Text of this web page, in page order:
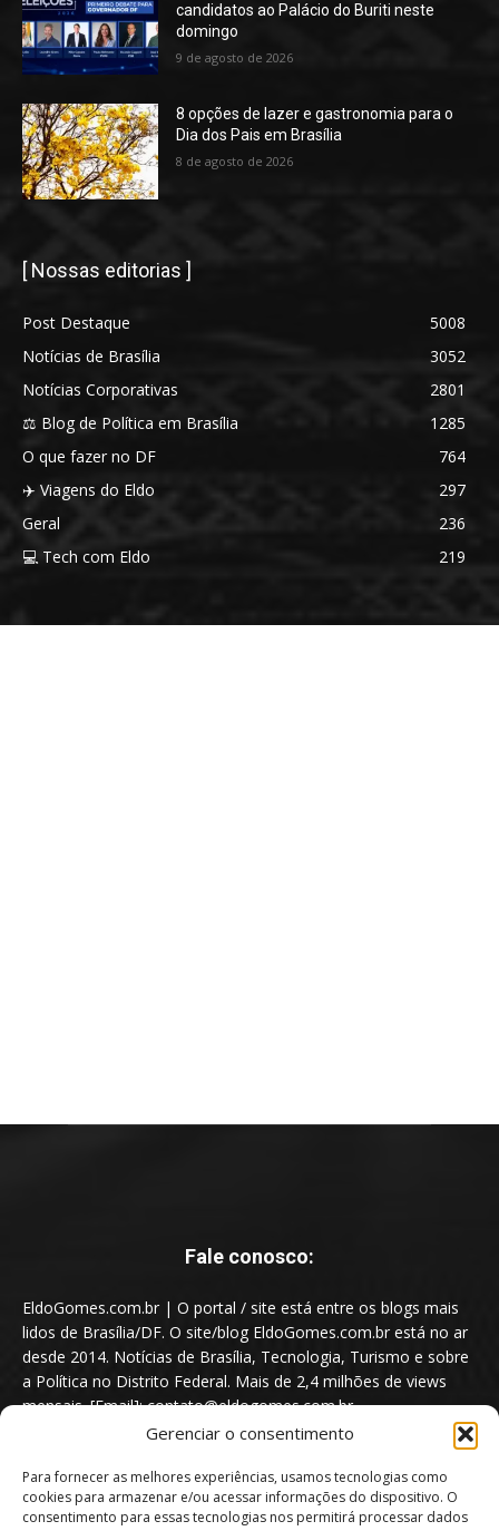
Gerenciar o consentimento
Para fornecer as melhores experiências, usamos tecnologias como
cookies para armazenar e/ou acessar informações do dispositivo. O
consentimento para essas tecnologias nos permitirá processar dados
candidatos ao Palácio do Buriti neste
domingo
9 de agosto de 2026
8 opções de lazer e gastronomia para o
Dia dos Pais em Brasília
8 de agosto de 2026
[ Nossas editorias ]
Post Destaque
5008
Notícias de Brasília
3052
Notícias Corporativas
2801
⚖️ Blog de Política em Brasília
1285
O que fazer no DF
764
✈️ Viagens do Eldo
297
Geral
236
💻 Tech com Eldo
219
Fale conosco:
EldoGomes.com.br | O portal / site está entre os blogs mais
lidos de Brasília/DF. O site/blog EldoGomes.com.br está no ar
desde 2014. Notícias de Brasília, Tecnologia, Turismo e sobre
a Política no Distrito Federal. Mais de 2,4 milhões de views
mensais. [Email]: contato@eldogomes.com.br